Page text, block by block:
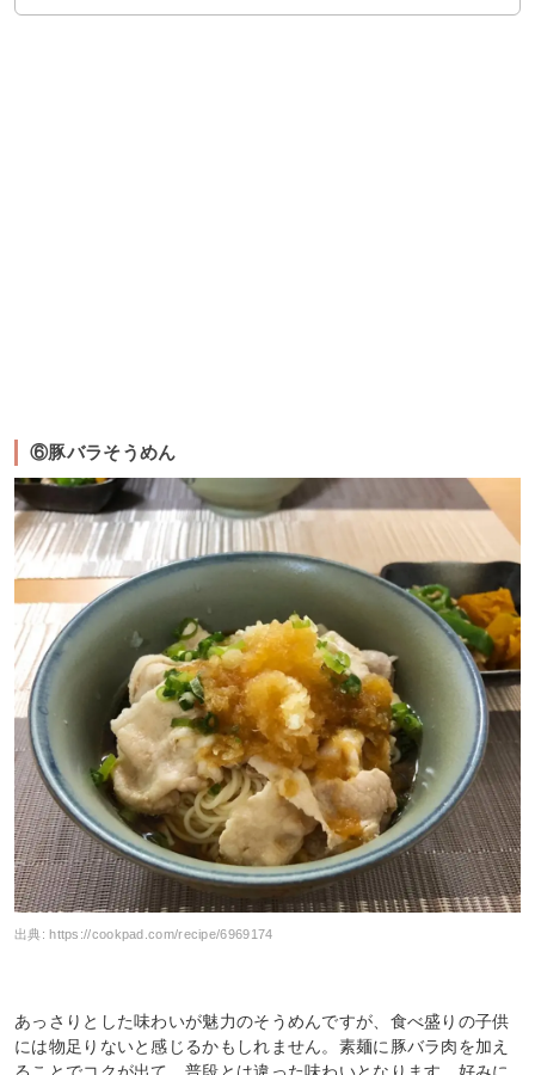
⑥豚バラそうめん
出典:https://cookpad.com/recipe/6969174
あっさりとした味わいが魅力のそうめんですが、食べ盛りの子供
には物足りないと感じるかもしれません。素麺に豚バラ肉を加え